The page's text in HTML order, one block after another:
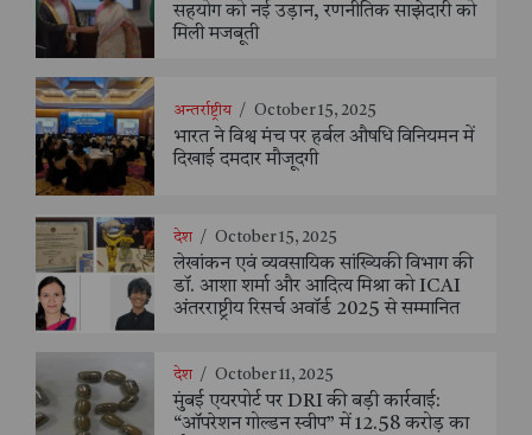
सहयोग को नई उड़ान, रणनीतिक साझेदारी को
मिली मजबूती
अन्तर्राष्ट्रीय / October 15, 2025
भारत ने विश्व मंच पर हर्बल औषधि विनियमन में
दिखाई दमदार मौजूदगी
देश / October 15, 2025
लेखांकन एवं व्यवसायिक सांख्यिकी विभाग की
डॉ. आशा शर्मा और आदित्य मिश्रा को ICAI
अंतरराष्ट्रीय रिसर्च अवॉर्ड 2025 से सम्मानित
देश / October 11, 2025
मुंबई एयरपोर्ट पर DRI की बड़ी कार्रवाई:
“ऑपरेशन गोल्डन स्वीप” में 12.58 करोड़ का